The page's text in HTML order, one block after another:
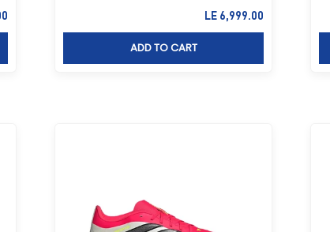
السعر بعد الخصم
LE 6,999.00
ADD TO CART